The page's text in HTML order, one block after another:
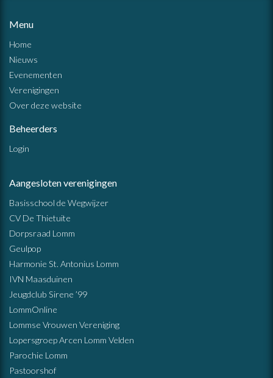
Menu
Home
Nieuws
Evenementen
Verenigingen
Over deze website
Beheerders
Login
Aangesloten verenigingen
Basisschool de Wegwijzer
CV De Thietuite
Dorpsraad Lomm
Geulpop
Harmonie St. Antonius Lomm
IVN Maasduinen
Jeugdclub Sirene ’99
LommOnline
Lommse Vrouwen Vereniging
Lopersgroep Arcen Lomm Velden
Parochie Lomm
Pastoorshof